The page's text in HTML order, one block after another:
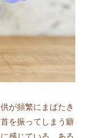
が頻繁にまばたき
を振ってしまう癖